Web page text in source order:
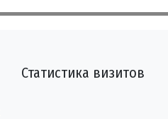
Статистика визитов